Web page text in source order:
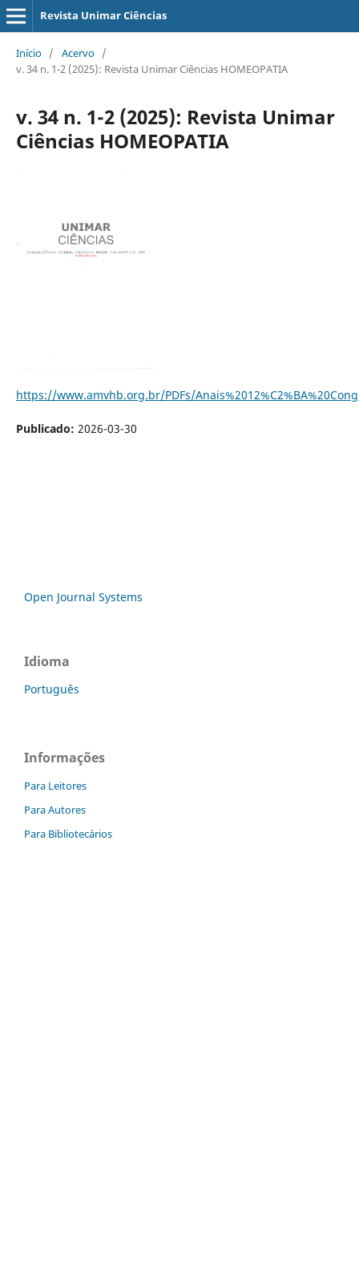
Revista Unimar Ciências
Início / Acervo /
v. 34 n. 1-2 (2025): Revista Unimar Ciências HOMEOPATIA
v. 34 n. 1-2 (2025): Revista Unimar
Ciências HOMEOPATIA
https://www.amvhb.org.br/PDFs/
Publicado: 2026-03-30
Open Journal Systems
Idioma
Português
Informações
Para Leitores
Para Autores
Para Bibliotecários